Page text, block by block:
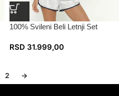
100% Svileni Beli Letnji Set
RSD 31.999,00
2 →